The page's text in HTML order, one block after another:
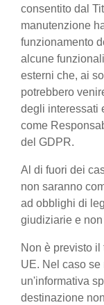
consentito dal
manutenzione
funzionamento
alcune
esterni che, ai
potrebbero
degli interessati
come
del GDPR.
Al di fuori dei
non saranno
ad obblighi di
giudiziarie e
Non è previsto
UE. Nel caso se
un'informativa
destinazione